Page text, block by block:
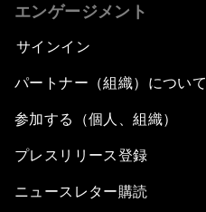
エンゲージメント
サインイン
パートナー（組織）について
参加する（個人、組織）
プレスリリース登録
ニュースレター購読